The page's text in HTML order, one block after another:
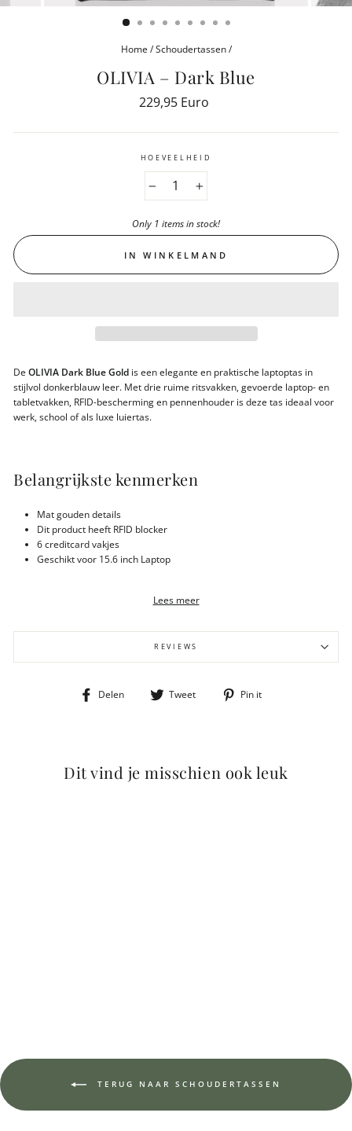
(ESC)
Home / Schoudertassen /
OLIVIA – Dark Blue
Reguliere
229,95 Euro
HOEVEELHEID
+
Only 1 items in stock!
IN WINKELMAND
De OLIVIA Dark Blue Gold is een elegante en praktische laptoptas in
stijlvol donkerblauw leer. Met drie ruime ritsvakken, gevoerde laptop- en
tabletvakken, RFID-bescherming en pennenhouder is deze tas ideaal voor
werk, school of als luxe luiertas.
Belangrijkste kenmerken
Mat gouden details
Dit product heeft RFID blocker
6 creditcard vakjes
Geschikt voor 15.6 inch Laptop
Afneembare en verstelbare schouderband met 65cm drop
3 Rits compartimenten
Afmeting 40x14x28cm
LWG gelooid leder
Lees meer
REVIEWS
Delen
Deel
Tweet
Tweet Pin it
Dit vind je misschien ook leuk
TERUG NAAR SCHOUDERTASSEN